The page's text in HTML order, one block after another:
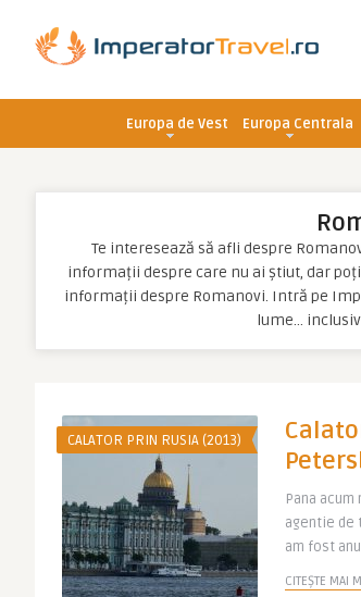
Europa de Vest Europa Centrala
Te interesează să afli despre
informații despre care nu ai știut, dar
informații despre Romanovi. Intră pe
lume…
CALATOR PRIN RUSIA (2013)
Pana
agentie de
am fost
CITEȘTE MAI